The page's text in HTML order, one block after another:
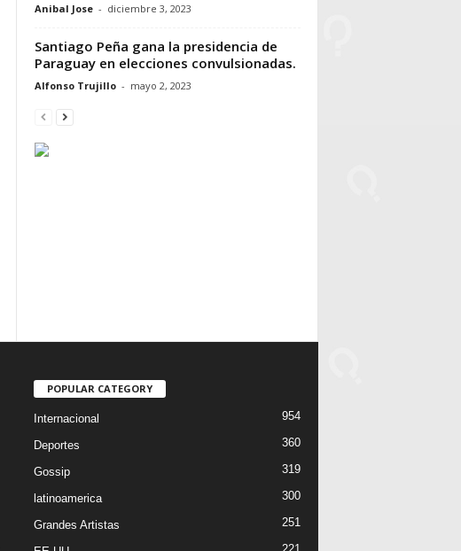
Anibal Jose - diciembre 3, 2023
Santiago Peña gana la presidencia de
Paraguay en elecciones convulsionadas.
Alfonso Trujillo - mayo 2, 2023
POPULAR CATEGORY
Internacional 954
Deportes 360
Gossip 319
latinoamerica 300
Grandes Artistas 251